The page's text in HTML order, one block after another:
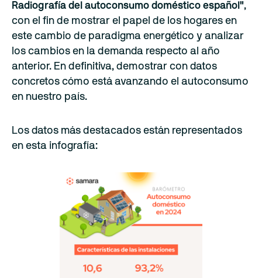
Radiografía del autoconsumo doméstico español",
con el fin de mostrar el papel de los hogares en
este cambio de paradigma energético y analizar
los cambios en la demanda respecto al año
anterior. En definitiva, demostrar con datos
concretos cómo está avanzando el autoconsumo
en nuestro país.
Los datos más destacados están representados
en esta infografía: